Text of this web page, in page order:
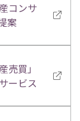
コンサ
案
売買」
ービス